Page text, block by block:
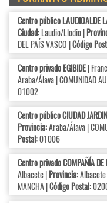
Centro público LAUDIOALDE
Ciudad:Laudio/Llodio |
DEL PAÍS VASCO |Código
Centro privado EGIBIDE|
Araba/Álava | COMUNIDAD
01002
Centro público CIUDAD JARDIN
Provincia:Araba/Álava |
Postal:01006
Centro privado COMPAÑÍA DE
Albacete |Provincia:Albacete
MANCHA |Código Postal: